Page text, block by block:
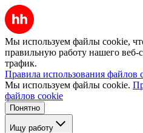
Мы используем файлы cookie,
правильную работу нашего веб-
трафик.
Правила использования файлов
Мы используем файлы cookie.
файлов cookie
Понятно
Ищу работу